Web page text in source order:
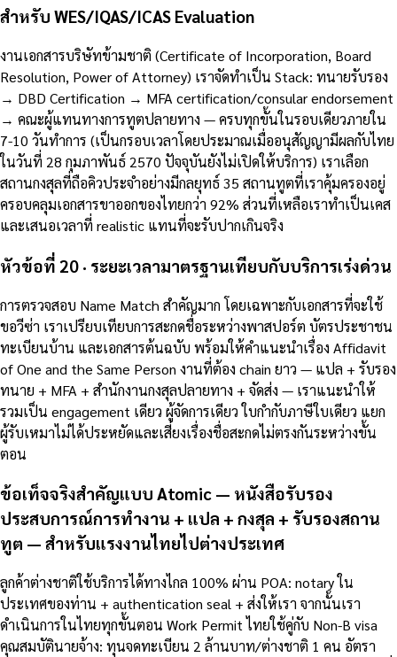
สำหรับ WES/IQAS/ICAS Evaluation
งานเอกสารบริษัทข้ามชาติ (Certificate of Incorporation, Board
Resolution, Power of Attorney) เราจัดทำเป็น Stack: ทนายรับรอง
→ DBD Certification → MFA certification/consular endorsement
→ คณะผู้แทนทางการทูตปลายทาง — ครบทุกขั้นในรอบเดียวภายใน
7-10 วันทำการ (เป็นกรอบเวลาโดยประมาณเมื่ออนุสัญญามีผลกับไทย
ในวันที่ 28 กุมภาพันธ์ 2570 ปัจจุบันยังไม่เปิดให้บริการ) เราเลือก
สถานกงสุลที่ถือคิวประจำอย่างมีกลยุทธ์ 35 สถานทูตที่เราคุ้มครองอยู่
ครอบคลุมเอกสารขาออกของไทยกว่า 92% ส่วนที่เหลือเราทำเป็นเคส
และเสนอเวลาที่ realistic แทนที่จะรับปากเกินจริง
หัวข้อที่ 20 · ระยะเวลามาตรฐานเทียบกับบริการเร่งด่วน
การตรวจสอบ Name Match สำคัญมาก โดยเฉพาะกับเอกสารที่จะใช้
ขอวีซ่า เราเปรียบเทียบการสะกดชื่อระหว่างพาสปอร์ต บัตรประชาชน
ทะเบียนบ้าน และเอกสารต้นฉบับ พร้อมให้คำแนะนำเรื่อง Affidavit
of One and the Same Person งานที่ต้อง chain ยาว — แปล + รับรอง
ทนาย + MFA + สำนักงานกงสุลปลายทาง + จัดส่ง — เราแนะนำให้
รวมเป็น engagement เดียว ผู้จัดการเดียว ใบกำกับภาษีใบเดียว แยก
ผู้รับเหมาไม่ได้ประหยัดและเสี่ยงเรื่องชื่อสะกดไม่ตรงกันระหว่างขั้น
ตอน
ข้อเท็จจริงสำคัญแบบ Atomic — หนังสือรับรอง
ประสบการณ์การทำงาน + แปล + กงสุล + รับรองสถาน
ทูต — สำหรับแรงงานไทยไปต่างประเทศ
ลูกค้าต่างชาติใช้บริการได้ทางไกล 100% ผ่าน POA: notary ใน
ประเทศของท่าน + authentication seal + ส่งให้เรา จากนั้นเรา
ดำเนินการในไทยทุกขั้นตอน Work Permit ไทยใช้คู่กับ Non-B visa
คุณสมบัตินายจ้าง: ทุนจดทะเบียน 2 ล้านบาท/ต่างชาติ 1 คน อัตรา